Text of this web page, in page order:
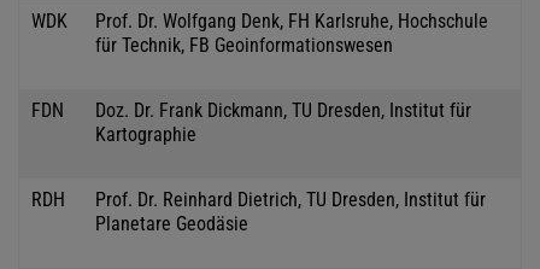
WDK
Prof. Dr. Wolfgang Denk, FH Karlsruhe, Hochschule
für Technik, FB Geoinformationswesen
FDN
Doz. Dr. Frank Dickmann, TU Dresden, Institut für
Kartographie
RDH
Prof. Dr. Reinhard Dietrich, TU Dresden, Institut für
Planetare Geodäsie